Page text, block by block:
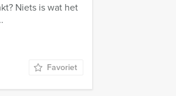
Niets is wat het
Favoriet